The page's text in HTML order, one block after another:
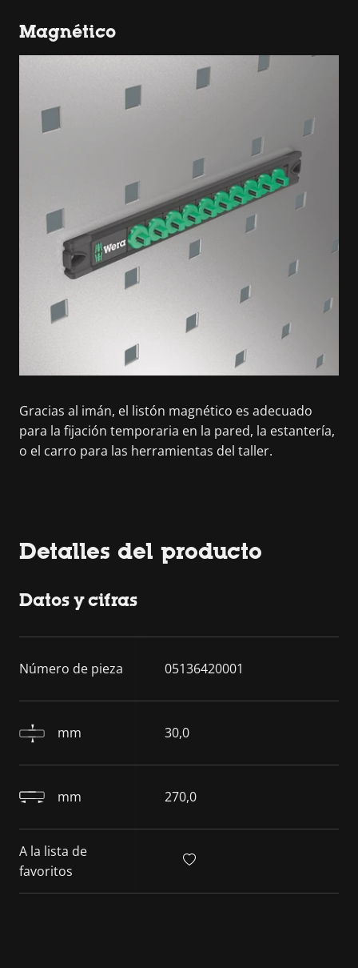
Magnético
Gracias al imán, el listón magnético es adecuado
para la fijación temporaria en la pared, la estantería,
o el carro para las herramientas del taller.
Detalles del producto
Datos y cifras
Número de pieza 05136420001
mm 30,0
mm 270,0
A la lista de
favoritos